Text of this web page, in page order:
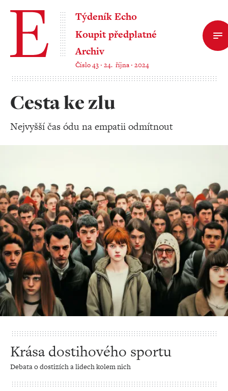
Týdeník Echo
Koupit předplatné
Archiv
Číslo 43 ‧ 24. října ‧ 2024
Cesta ke zlu
Nejvyšší čas ódu na empatii odmítnout
Krása dostihového sportu
Debata o dostizích a lidech kolem nich